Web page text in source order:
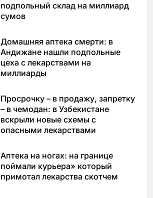
подпольный склад на миллиард
сумов
Домашняя аптека смерти: в
Андижане нашли подпольные
цеха с лекарствами на
миллиарды
Просрочку – в продажу, запретку
– в чемодан: в Узбекистане
вскрыли новые схемы с
опасными лекарствами
Аптека на ногах: на границе
поймали курьера» который
примотал лекарства скотчем